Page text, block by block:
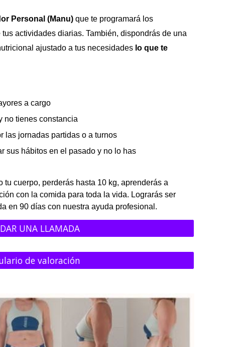
Personal (Manu) que te programará los
actividades diarias. También, dispondrás de una
ajustado a tus necesidades lo que te
a cargo
no tienes constancia
las jornadas partidas o a turnos
sus hábitos en el pasado y no lo has
tu cuerpo, perderás hasta 10 kg, aprenderás a
con la comida para toda la vida. Lograrás ser
en 90 días con nuestra ayuda profesional.
UNA LLAMADA
de valoración